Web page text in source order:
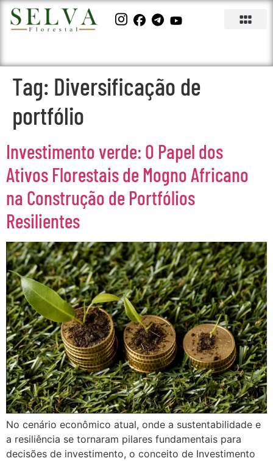
Tag: Diversificação de
portfólio
Investimento verde: O Papel dos
Ativos Florestais de Mogno Africano
na Construção de Portfólios
Resilientes
No cenário econômico atual, onde a sustentabilidade e
a resiliência se tornaram pilares fundamentais para
decisões de investimento, o conceito de Investimento